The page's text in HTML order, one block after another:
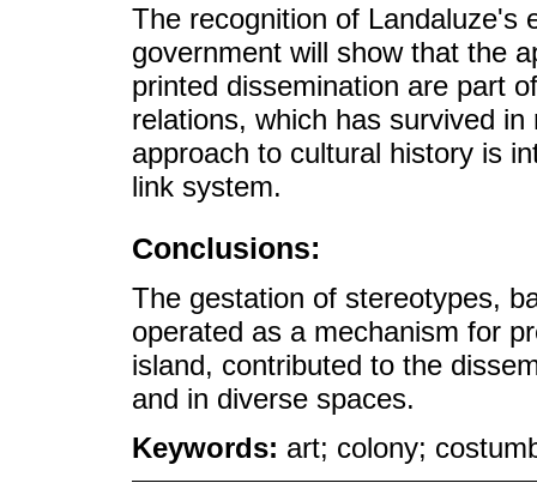
The recognition of Landaluze's
government will show that the
printed dissemination are part
relations, which has survived
approach to cultural history is
link system.
Conclusions:
The gestation of stereotypes,
operated as a mechanism for
island, contributed to the
and in diverse spaces.
Keywords: art; colony;